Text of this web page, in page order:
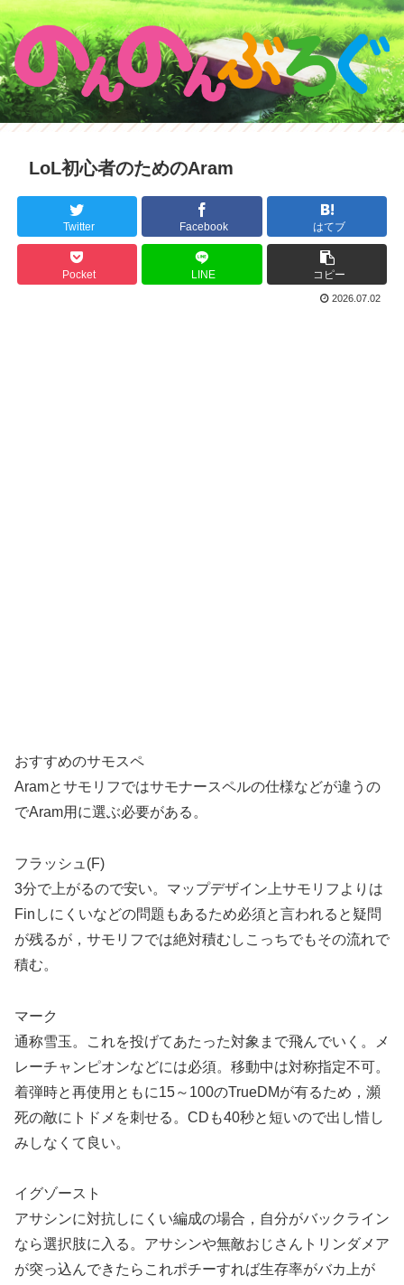
LoL初心者のためのAram
Twitter Facebook はてブ
Pocket LINE コピー
2026.07.02
おすすめのサモスペ
Aramとサモリフではサモナースペルの仕様などが違うの
でAram用に選ぶ必要がある。
フラッシュ(F)
3分で上がるので安い。マップデザイン上サモリフよりは
Finしにくいなどの問題もあるため必須と言われると疑問
が残るが，サモリフでは絶対積むしこっちでもその流れで
積む。
マーク
通称雪玉。これを投げてあたった対象まで飛んでいく。メ
レーチャンピオンなどには必須。移動中は対称指定不可。
着弾時と再使用ともに15～100のTrueDMが有るため，瀕
死の敵にトドメを刺せる。CDも40秒と短いので出し惜し
みしなくて良い。
イグゾースト
アサシンに対抗しにくい編成の場合，自分がバックライン
なら選択肢に入る。アサシンや無敵おじさんトリンダメア
が突っ込んできたらこれポチーすれば生存率がバカ上が